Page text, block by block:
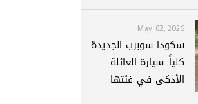
May 02, 2026
سكودا سوبرب الجديدة
كلياً: سيارة العائلة
الأذكى في فئتها